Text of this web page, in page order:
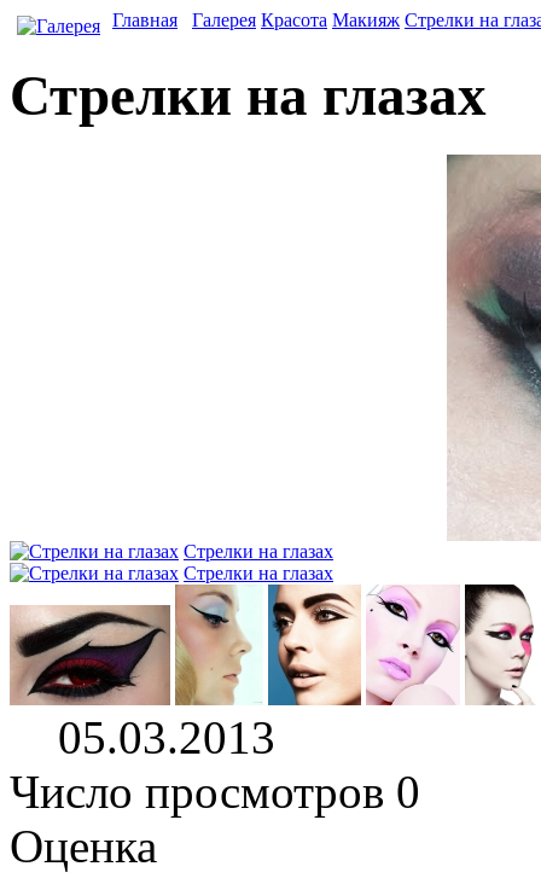
Главная Галерея Красота Макияж Стрелки на
Стрелки на глазах
Стрелки на глазах
Стрелки на глазах
05.03.2013
Число просмотров 0
Оценка